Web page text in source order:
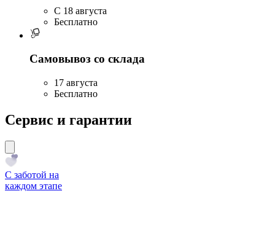
C 18 августа
Бесплатно
Самовывоз со склада
17 августа
Бесплатно
Сервис и гарантии
С заботой на
каждом этапе